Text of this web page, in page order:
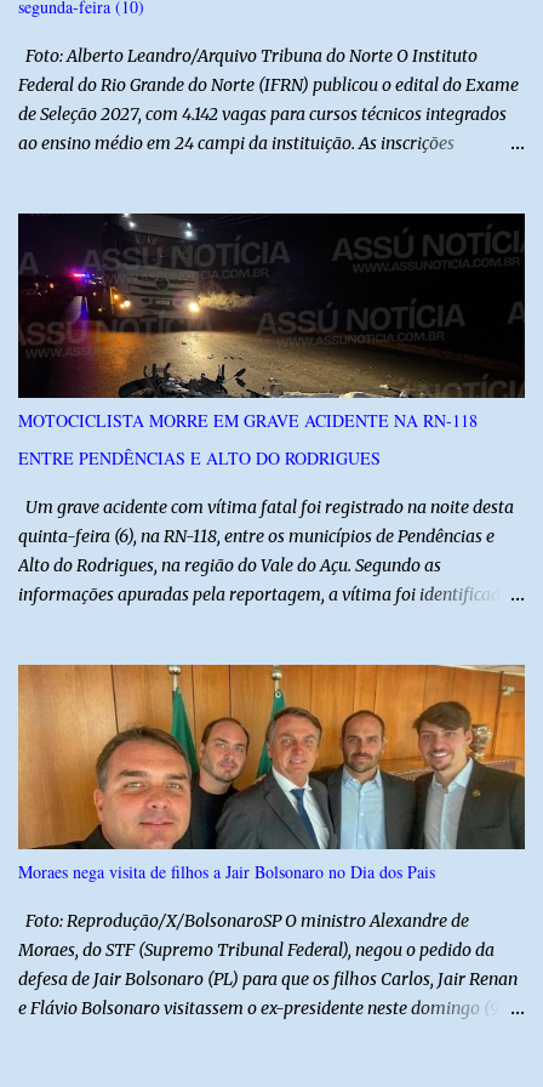
buscas ao longo da RN-118, entre Itajá e São Rafael. Apesar das
segunda-feira (10)
Foto: Alberto Leandro/Arquivo Tribuna do Norte O Instituto
Federal do Rio Grande do Norte (IFRN) publicou o edital do Exame
de Seleção 2027, com 4.142 vagas para cursos técnicos integrados
ao ensino médio em 24 campi da instituição. As inscrições
candidatos que atendem aos critérios previstos no edital poderão
solicitar isenção entre os dias 10 e 30 de agosto. A seleção será
realizada por meio de provas de Língua Portuguesa e Matemática,
com 20 questões de cada disciplina, além de Produção Textual. As
provas estão previstas para 18 de outubro. O resultado final será
divulgado em 22 de dezembro. As pré-matrículas e matrículas dos
aprovados estão previstas para ocorrer entre 7 e 12 de janeiro de
2027. As informações sobre cursos, vagas, cronograma e regras
podem ser consultadas no edital publicado pelo IFRN.
MOTOCICLISTA MORRE EM GRAVE ACIDENTE NA RN-118
ENTRE PENDÊNCIAS E ALTO DO RODRIGUES
Um grave acidente com vítima fatal foi registrado na noite desta
quinta-feira (6), na RN-118, entre os municípios de Pendências e
Alto do Rodrigues, na região do Vale do Açu. Segundo as
informações apuradas pela reportagem, a vítima foi identificada
quando, ao passar por uma curva, perdeu o controle do veículo e
acabou colidindo frontalmente com um caminhão pertencente à
empresa CLC. Com a violência do impacto, o motociclista morreu
ainda no local. A ambulância do Hospital de Alto do Rodrigues foi
acionada para prestar socorro, porém, ao chegar, a equipe
constatou que a vítima já estava sem sinais vitais. A força da
colisão foi tão intensa que diversas peças da motocicleta ficaram
espalhadas pela rodovia, evidenciando a gravidade do acidente. A
Polícia Militar realizou o isolamento da área para garantir a
preservação da cena, enquanto aguardava a chegada da Polícia
Ci...
Moraes nega visita de filhos a Jair Bolsonaro no Dia dos Pais
Foto: Reprodução/X/BolsonaroSP O ministro Alexandre de
Moraes, do STF (Supremo Tribunal Federal), negou o pedido da
defesa de Jair Bolsonaro (PL) para que os filhos Carlos, Jair Renan
e Flávio Bolsonaro visitassem o ex-presidente neste domingo (9),